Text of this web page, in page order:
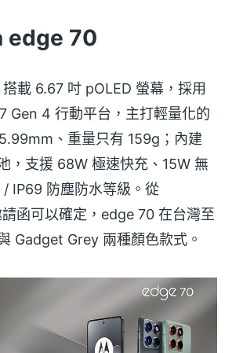
edge 70
載 6.67 吋 pOLED 螢幕，採用
Gen 4 行動平台，主打輕量化的
、重量只有 159g；內建
，支援 68W 極速快充、15W 無
IP69 防塵防水等級。從
函可以確定，edge 70 在台灣至
Gadget Grey 兩種顏色款式。